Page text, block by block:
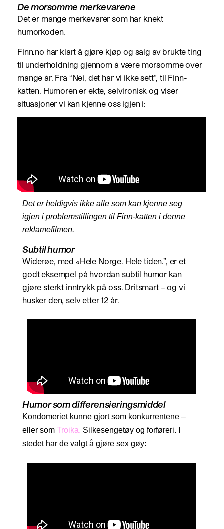
De morsomme merkevarene
Det er mange merkevarer som har knekt
humorkoden.
Finn.no har klart å gjøre kjøp og salg av brukte ting
til underholdning gjennom å være morsomme over
mange år. Fra “Nei, det har vi ikke sett”, til Finn-
katten. Humoren er ekte, selvironisk og viser
situasjoner vi kan kjenne oss igjen i:
Det er heldigvis ikke alle som kan kjenne seg
igjen i problemstillingen til Finn-katten i denne
reklamefilmen.
Subtil humor
Widerøe, med «Hele Norge. Hele tiden.”, er et
godt eksempel på hvordan subtil humor kan
gjøre sterkt inntrykk på oss. Dritsmart – og vi
husker den, selv etter 12 år.
Humor som differensieringsmiddel
Kondomeriet kunne gjort som konkurrentene –
eller som Troika. Silkesengetøy og forføreri. I
stedet har de valgt å gjøre sex gøy: